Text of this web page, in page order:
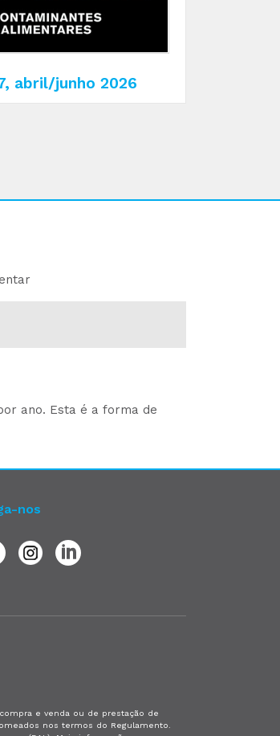
abril/junho 2026
ano. Esta é a forma de
nos
e venda ou de prestação de
nos termos do Regulamento.